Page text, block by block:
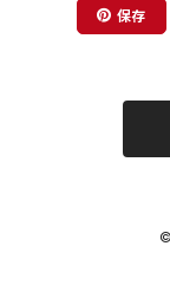
保存